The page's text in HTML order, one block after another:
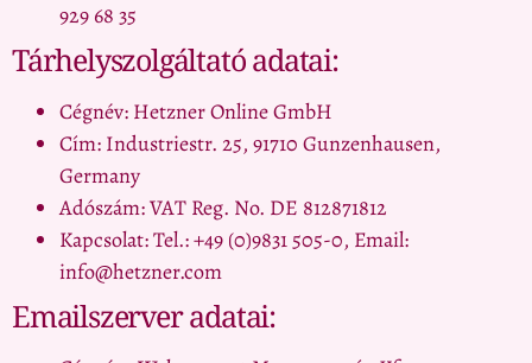
929 68 35
Tárhelyszolgáltató adatai:
Cégnév: Hetzner Online GmbH
Cím: Industriestr. 25, 91710 Gunzenhausen,
Germany
Adószám: VAT Reg. No. DE 812871812
Kapcsolat: Tel.: +49 (0)9831 505-0, Email:
info@hetzner.com
Emailszerver adatai: